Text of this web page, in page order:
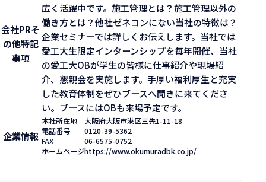
会社PRそ
の他特記
事項
広く活躍中です。施工管理とは？施工管理以外の
働き方とは？他社ゼネコンにない当社の特徴は？
企業セミナーでは詳しくお伝えします。当社では
愛工大生限定インターンシップを毎年開催、当社
の愛工大OBが学生の皆様に仕事紹介や現場紹
介、懇親会を実施します。手厚い福利厚生と充実
した教育体制をぜひブースへ聞きに来てくださ
い。ブースにはOBも来場予定です。
企業情報
本社所在地
大阪府大阪市港区三先1-11-18
電話番号
0120-39-5362
FAX
06-6575-0752
ホームページhttps://www.okumuradbk.co.jp/